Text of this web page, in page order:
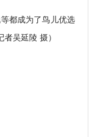
都成为了鸟儿优选
吴延陵 摄）